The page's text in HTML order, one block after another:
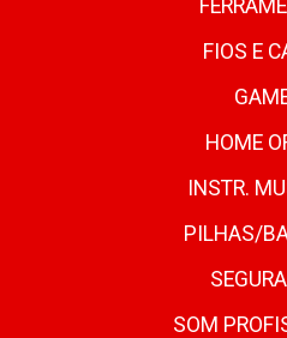
FIOS E
HOME
INSTR.
PILHAS/
SOM